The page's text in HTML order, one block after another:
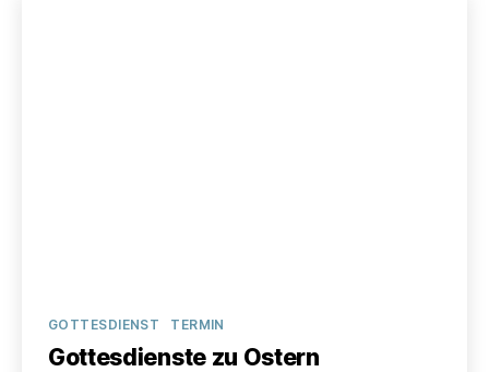
Kategorien
GOTTESDIENST TERMIN
Gottesdienste zu Ostern